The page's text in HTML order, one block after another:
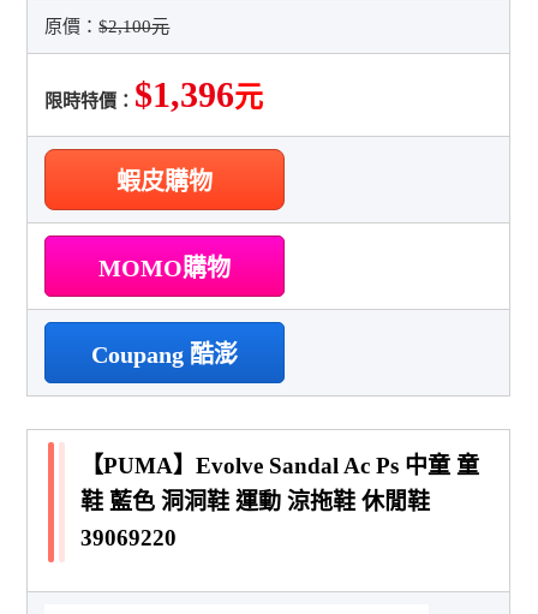
原價：$2,100元
限時特價： $1,396元
蝦皮購物
MOMO購物
Coupang 酷澎
【PUMA】Evolve Sandal Ac Ps 中童 童
鞋 藍色 洞洞鞋 運動 涼拖鞋 休閒鞋
39069220